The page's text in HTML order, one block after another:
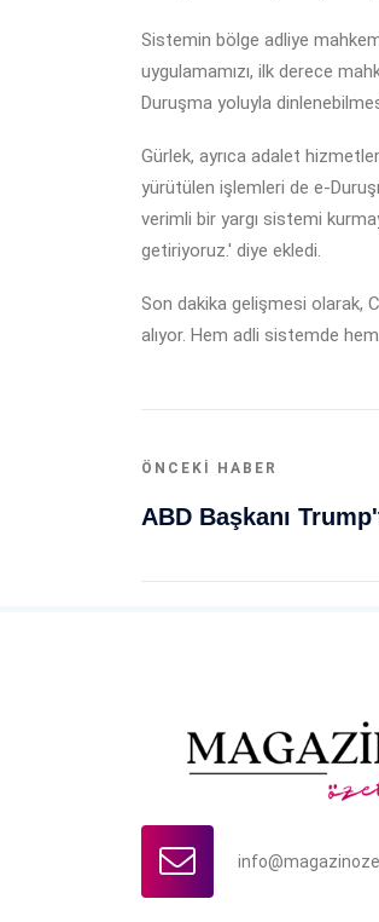
Sistemin bölge adliye
uygulamamızı, ilk derece
Duruşma yoluyla
Gürlek, ayrıca adalet
yürütülen işlemleri de e-
verimli bir yargı sistemi
getiriyoruz.' diye ekledi.
Son dakika gelişmesi olarak,
alıyor. Hem adli sistemde
ÖNCEKI HABER